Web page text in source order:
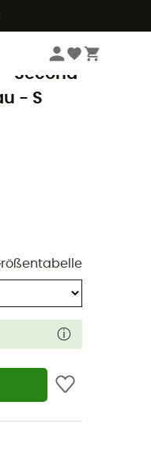
Hand Skijacken
Second
- S